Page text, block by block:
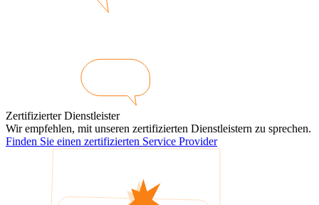
Zertifizierter Dienstleister
Wir empfehlen, mit unseren zertifizierten Dienstleistern zu sprechen.
Finden Sie einen zertifizierten Service Provider